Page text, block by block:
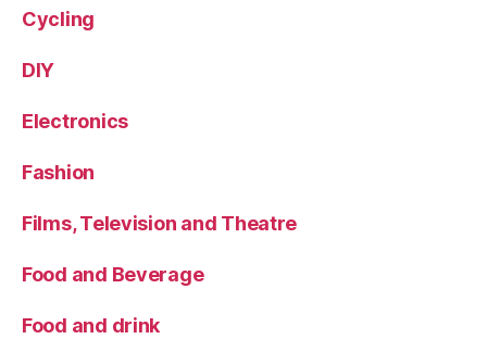
Cycling
DIY
Electronics
Fashion
Films, Television and Theatre
Food and Beverage
Food and drink